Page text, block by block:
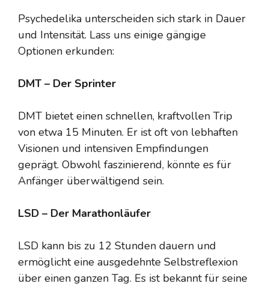
Psychedelika unterscheiden sich stark in Dauer
und Intensität. Lass uns einige gängige
Optionen erkunden:
DMT – Der Sprinter
DMT bietet einen schnellen, kraftvollen Trip
von etwa 15 Minuten. Er ist oft von lebhaften
Visionen und intensiven Empfindungen
geprägt. Obwohl faszinierend, könnte es für
Anfänger überwältigend sein.
LSD – Der Marathonläufer
LSD kann bis zu 12 Stunden dauern und
ermöglicht eine ausgedehnte Selbstreflexion
über einen ganzen Tag. Es ist bekannt für seine